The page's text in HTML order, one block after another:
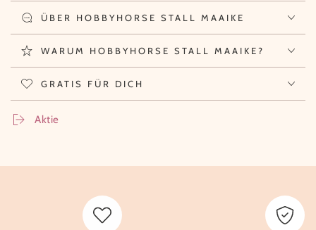
ÜBER HOBBYHORSE STALL MAAIKE
WARUM HOBBYHORSE STALL MAAIKE?
GRATIS FÜR DICH
Aktie